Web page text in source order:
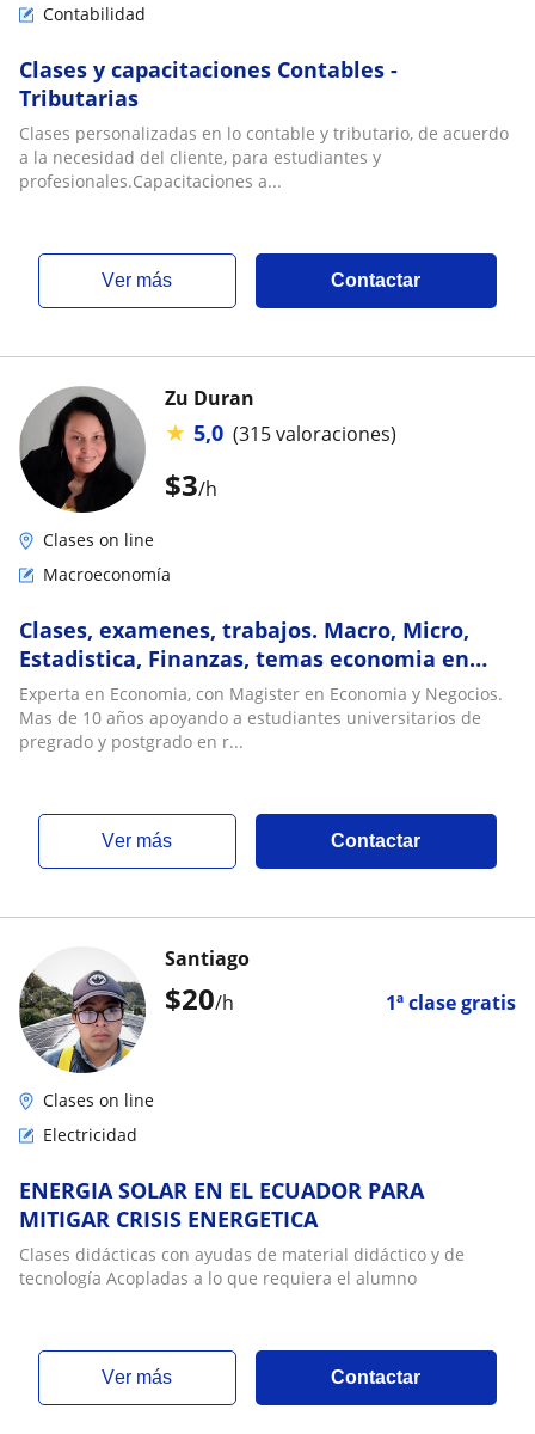
Contabilidad
Clases y capacitaciones Contables -
Tributarias
Clases personalizadas en lo contable y tributario, de acuerdo
a la necesidad del cliente, para estudiantes y
profesionales.Capacitaciones a...
ver más Contactar
$3/h
Zu Duran
★ 5,0 (315 valoraciones)
Clases on line
Macroeconomía
Clases, examenes, trabajos. Macro, Micro,
Estadistica, Finanzas, temas economia en
general
Experta en Economia, con Magister en Economia y Negocios.
Mas de 10 años apoyando a estudiantes universitarios de
pregrado y postgrado en r...
ver más Contactar
$20/h 1ª clase gratis
Santiago
Clases on line
Electricidad
ENERGIA SOLAR EN EL ECUADOR PARA
MITIGAR CRISIS ENERGETICA
Clases didácticas con ayudas de material didáctico y de
tecnología Acopladas a lo que requiera el alumno
ver más Contactar